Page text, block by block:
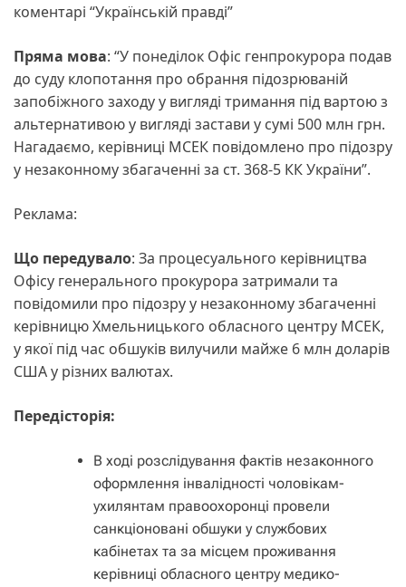
коментарі “Українській правді”
Пряма мова: “У понеділок Офіс генпрокурора подав
до суду клопотання про обрання підозрюваній
запобіжного заходу у вигляді тримання під вартою з
альтернативою у вигляді застави у сумі 500 млн грн.
Нагадаємо, керівниці МСЕК повідомлено про підозру
у незаконному збагаченні за ст. 368-5 КК України”.
Реклама:
Що передувало: За процесуального керівництва
Офісу генерального прокурора затримали та
повідомили про підозру у незаконному збагаченні
керівницю Хмельницького обласного центру МСЕК,
у якої під час обшуків вилучили майже 6 млн доларів
США у різних валютах.
Передісторія:
В ході розслідування фактів незаконного
оформлення інвалідності чоловікам-
ухилянтам правоохоронці провели
санкціоновані обшуки у службових
кабінетах та за місцем проживання
керівниці обласного центру медико-